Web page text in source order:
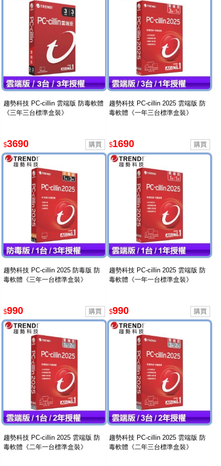
趨勢科技 PC-cillin 雲端版 防毒軟體
《三年三台標準盒裝》
$3690
趨勢科技 PC-cillin 2025 雲端版 防
毒軟體《一年三台標準盒裝》
$1690
趨勢科技 PC-cillin 2025 防毒版 防
毒軟體《三年一台標準盒裝》
$990
趨勢科技 PC-cillin 2025 雲端版 防
毒軟體《一年一台標準盒裝》
$990
趨勢科技 PC-cillin 2025 雲端版 防
毒軟體《二年一台標準盒裝》
趨勢科技 PC-cillin 2025 雲端版 防
毒軟體《二年三台標準盒裝》